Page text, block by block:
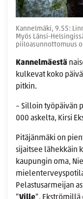
Kannelmäki, 9.55:
Myös Länsi-
piiloasunnottomuus
Kannelmäestä
kulkevat koko
pitkin.
– Silloin työpäivän
000 askelta, Kirsi
Pitäjänmäki on
sijaitsee lähekkäin
kaupungin oma,
Pelastusarmeijan